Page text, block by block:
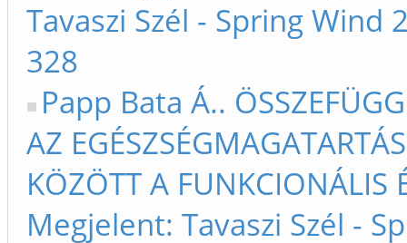
Tavaszi Szél - Spring
328
Papp Bata Á..
AZ
KÖZÖTT A FUNKCIONÁLIS
Megjelent: Tavaszi Szél -